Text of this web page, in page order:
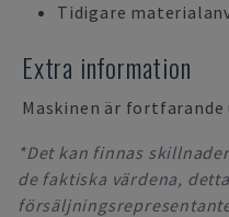
Tidigare
Extra information
Maskinen är fortfarande
*Det kan finnas
de faktiska värdena,